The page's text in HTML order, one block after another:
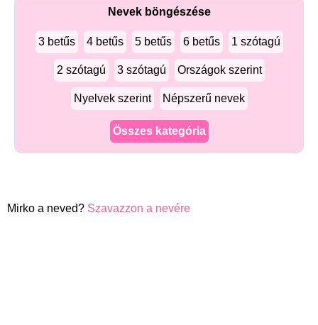
Nevek böngészése
3 betűs 4 betűs 5 betűs 6 betűs 1 szótagú
2 szótagú 3 szótagú Országok szerint
Nyelvek szerint Népszerű nevek
Összes kategória
Mirko a neved? Szavazzon a nevére